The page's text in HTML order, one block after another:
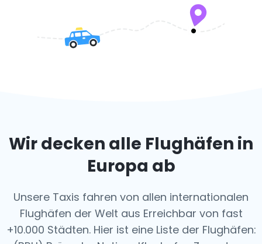
Wir decken alle Flughäfen in
Europa ab
Unsere Taxis fahren von allen internationalen
Flughäfen der Welt aus Erreichbar von fast
+10.000 Städten. Hier ist eine Liste der Flughäfen: